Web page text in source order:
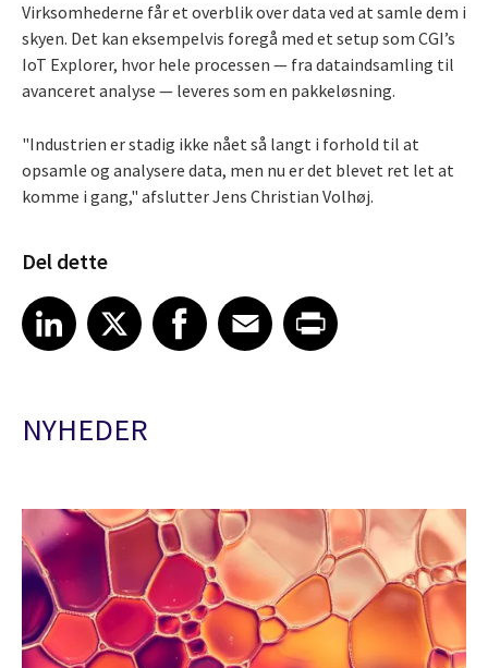
Virksomhederne får et overblik over data ved at samle dem i
skyen. Det kan eksempelvis foregå med et setup som CGI’s
IoT Explorer, hvor hele processen — fra dataindsamling til
avanceret analyse — leveres som en pakkeløsning.
"Industrien er stadig ikke nået så langt i forhold til at
opsamle og analysere data, men nu er det blevet ret let at
komme i gang," afslutter Jens Christian Volhøj.
Del dette
Share article on LinkedIn
LinkedIn
Share article on XShare article on Facebook
Facebook
Share article on Email
EmailShare article on Print
NYHEDER